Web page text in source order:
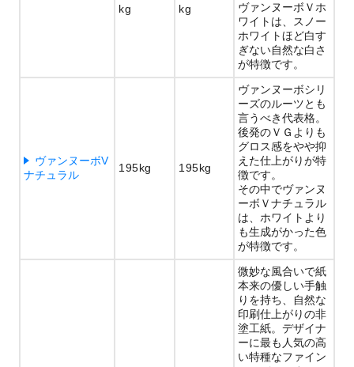
kg kg
ヴァンヌーボＶホ
ワイトは、スノー
ホワイトほど白す
ぎない自然な白さ
が特徴です。
ヴァンヌーボV
ナチュラル
195kg 195kg
ヴァンヌーボシリ
ーズのルーツとも
言うべき代表格。
後発のＶＧよりも
グロス感をやや抑
えた仕上がりが特
徴です。
その中でヴァンヌ
ーボＶナチュラル
は、ホワイトより
も生成がかった色
が特徴です。
微妙な風合いで紙
本来の優しい手触
りを持ち、自然な
印刷仕上がりの非
塗工紙。デザイナ
ーに最も人気の高
い特種なファイン